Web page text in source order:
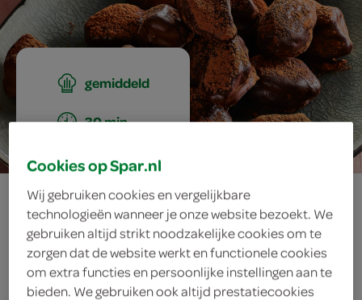
gemiddeld
30 min.
pruimenbonbons
ingrediënten
Cookies op Spar.nl
Wij gebruiken cookies en vergelijkbare
technologieën wanneer je onze website bezoekt. We
gebruiken altijd strikt noodzakelijke cookies om te
zorgen dat de website werkt en functionele cookies
om extra functies en persoonlijke instellingen aan te
bieden. We gebruiken ook altijd prestatiecookies